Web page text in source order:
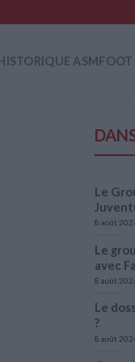
ASMFOOT
Le
8 août
Le
avec
8 août
Le
?
8 août